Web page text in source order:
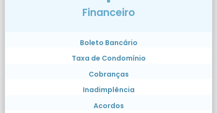
Financeiro
Boleto Bancário
Taxa de Condomínio
Cobranças
Inadimplência
Acordos